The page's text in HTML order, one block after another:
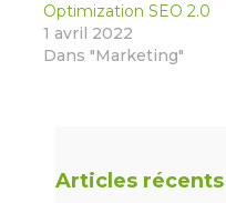
Optimization SEO 2.0
1 avril 2022
Dans "Marketing"
Articles récents